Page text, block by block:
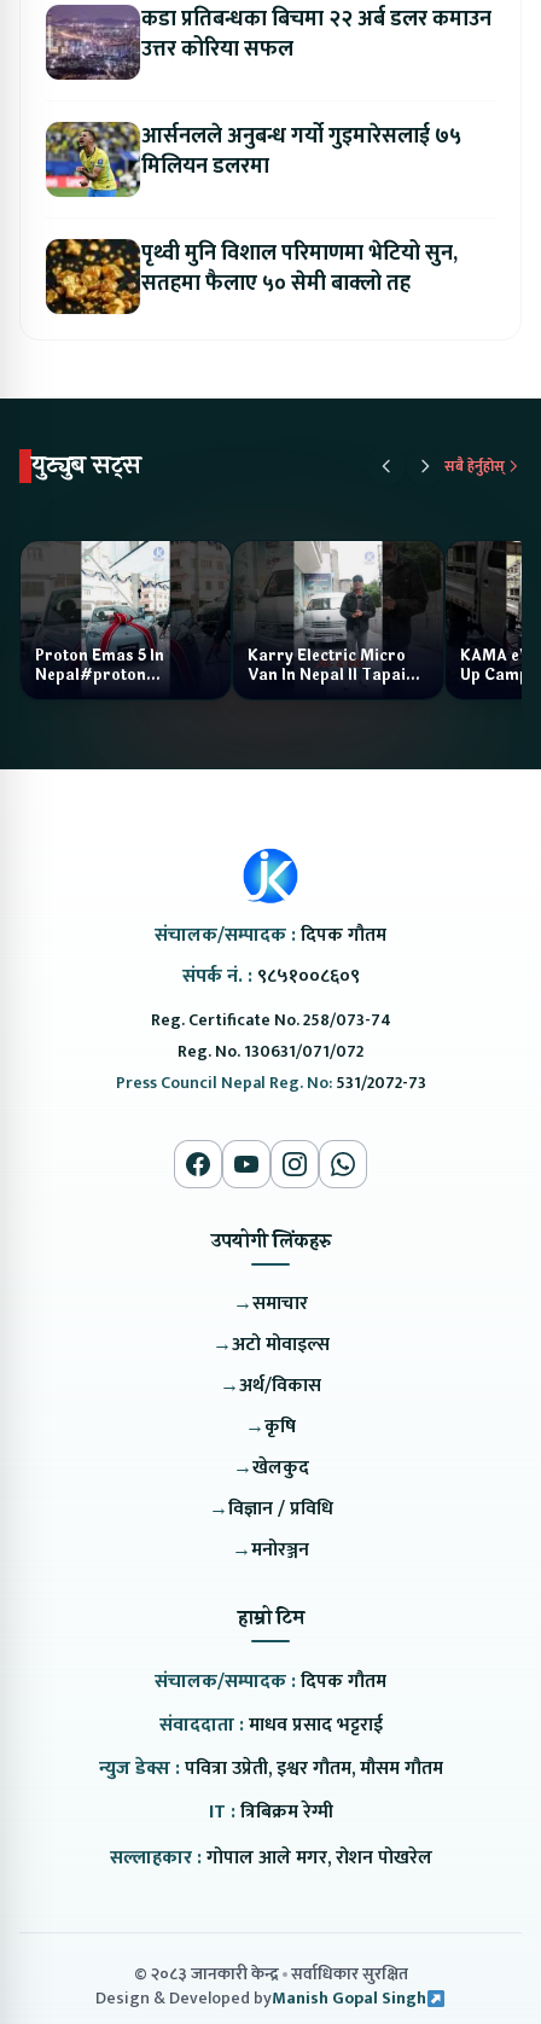
कडा प्रतिबन्धका बिचमा २२ अर्ब डलर कमाउन
उत्तर कोरिया सफल
आर्सनलले अनुबन्ध गर्यो गुइमारेसलाई ७५
मिलियन डलरमा
पृथ्वी मुनि विशाल परिमाणमा भेटियो सुन,
सतहमा फैलाए ५० सेमी बाक्लो तह
युट्युब सट्स सबै हेर्नुहोस्
Proton Emas 5 In
Nepal#proton
#protonemas5#protonnepal#evcarnepal
Karry Electric Micro
Van In Nepal II Tapaiko
Bazar II Jankari
KAMA eV
Up Camp
संचालक/सम्पादक :दिपक गौतम
संपर्क नं. : ९८५१००८६०९
Reg. Certificate No. 258/073-74
Reg. No. 130631/071/072
Press Council Nepal Reg. No:531/2072-73
उपयोगी लिंकहरु
→समाचार
→अटो मोवाइल्स
→अर्थ/विकास
→कृषि
→खेलकुद
→विज्ञान / प्रविधि
→मनोरञ्जन
हाम्रो टिम
संचालक/सम्पादक :दिपक गौतम
संवाददाता :माधव प्रसाद भट्टराई
न्युज डेक्स :पवित्रा उप्रेती, इश्वर गौतम, मौसम गौतम
IT :त्रिबिक्रम रेग्मी
सल्लाहकार :गोपाल आले मगर, रोशन पोखरेल
© २०८३ जानकारी केन्द्र सर्वाधिकार सुरक्षित
Design & Developed byManish Gopal Singh